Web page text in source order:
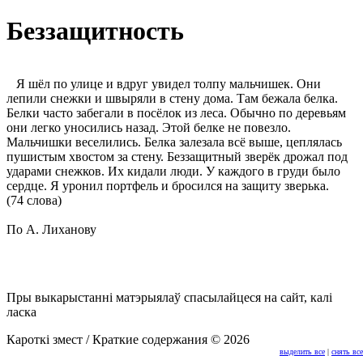
выделить все | снять все
Беззащитность
Я шёл по улице и вдруг увидел толпу мальчишек. Они
лепили снежки и швыряли в стену дома. Там бежала белка.
Белки часто забегали в посёлок из леса. Обычно по деревьям
они легко уносились назад. Этой белке не повезло.
Мальчишки веселились. Белка залезала всё выше, цеплялась
пушистым хвостом за стену. Беззащитный зверёк дрожал под
ударами снежков. Их кидали люди. У каждого в груди было
сердце. Я уронил портфель и бросился на защиту зверька.
(74 слова)
По А. Лиханову
Пры выкарыстанні матэрыялаў спасылайцеся на сайт, калі
ласка
Кароткі змест / Краткие содержания © 2026